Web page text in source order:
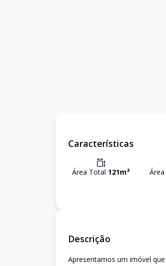
Características
Área Total 121m²
Descrição
Apresentamos um imóvel